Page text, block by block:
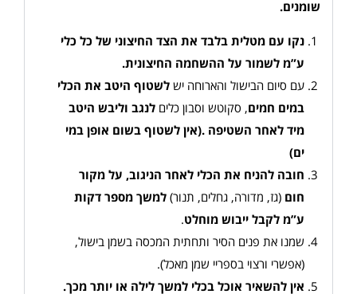
שומנים.
נקו עם מטלית בלבד את הצד החיצוני של כל כלי
ע”מ לשמור על ההשחמה החיצונית.
עם סיום הבישול והארוחה יש לשטוף היטב את הכלי
במים חמים, סקוטש וסבון כלים לנגב וליבש היטב
מיד לאחר השטיפה .(אין לשטוף בשום אופן במי
ים)
חובה להניח את הכלי לאחר הניגוב, על מקור
חום (גז, מדורה, גחלים, תנור) למשך מספר דקות
ע”מ לקבל ייבוש מוחלט.
שמנו את פנים הסיר ותחתית המכסה בשמן בישול,
(אפשרי ורצוי בספריי שמן מאכל).
אין להשאיר אוכל בכלי למשך לילה או יותר מכך.